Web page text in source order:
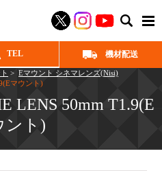
TEL 機材配送
> Eマウント シネマレンズ(Nisi)
マウント)
LENS 50mm T1.9(E
ント)